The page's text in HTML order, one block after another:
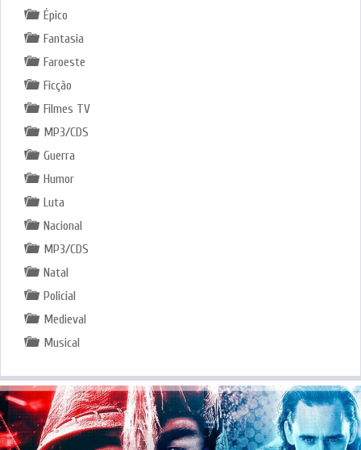
Épico
Fantasia
Faroeste
Ficção
Filmes TV
MP3/CDS
Guerra
Humor
Luta
Nacional
MP3/CDS
Natal
Policial
Medieval
Musical